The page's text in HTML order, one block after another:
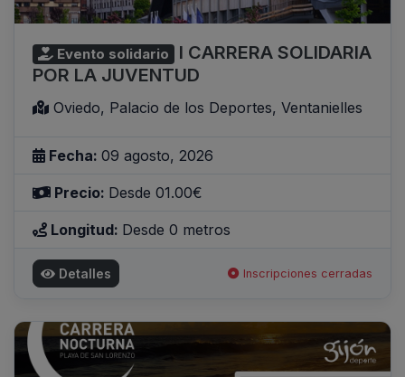
Evento solidario
I CARRERA SOLIDARIA
POR LA JUVENTUD
Oviedo, Palacio de los Deportes, Ventanielles
Fecha: 09 agosto, 2026
Precio: Desde 01.00€
Longitud: Desde 0 metros
Detalles Inscripciones cerradas